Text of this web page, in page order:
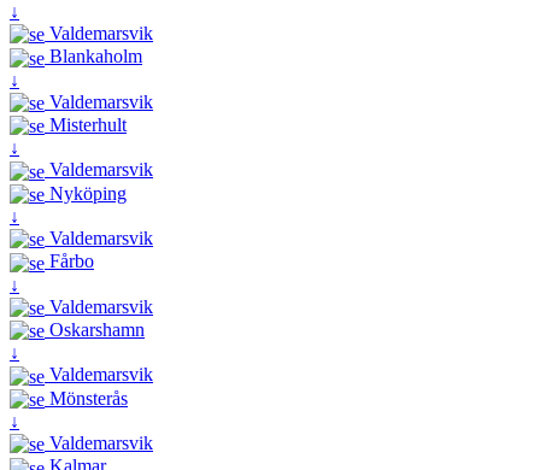
↓
Valdemarsvik
Blankaholm
↓
Valdemarsvik
Misterhult
↓
Valdemarsvik
Nyköping
↓
Valdemarsvik
Fårbo
↓
Valdemarsvik
Oskarshamn
↓
Valdemarsvik
Mönsterås
↓
Valdemarsvik